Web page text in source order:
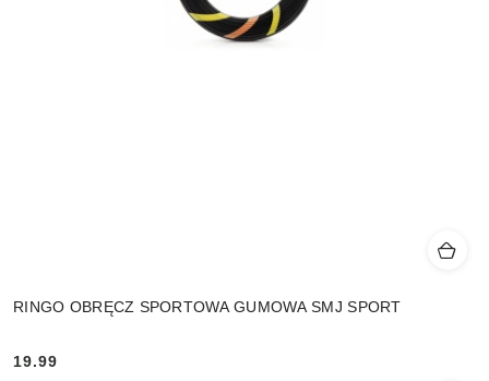
RINGO OBRĘCZ SPORTOWA GUMOWA SMJ SPORT
Cena:
19.99